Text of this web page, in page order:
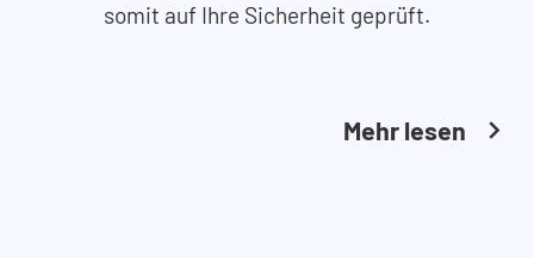
somit auf Ihre Sicherheit geprüft.
Mehr lesen